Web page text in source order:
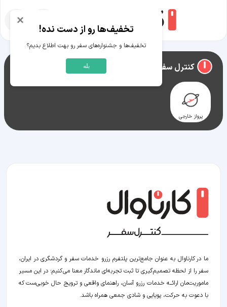
راهنمای سفر به لانی‌سیتی (هاوایی)کنترل سفر لانی‌سیتی (هاوایی)
پرواز خارجی
ما در کارناوال به عنوان جامع‌ترین پلتفرم رزرو خدمات سفر و گردشگری در ایران،
سفر را از لحظه‌ تصمیم‌گیری تا ثبت تجربه‌ای ماندگار معنا می‌کنیم؛ در این مسیر‍
ماموریت‌مان اراﺋــﻪ خدمات رزرو آسان، راهنمای واقعی و ترویج حال خوبی‌ست که
با دعوت به حرکت، پویایی و شادی جمعی همراه باشد.
×
تخفیف‌ها رو از دست نده!
تخفیف‌ها و جشنواره‌های سفر رو بهت اطلاع بدیم؟
بله